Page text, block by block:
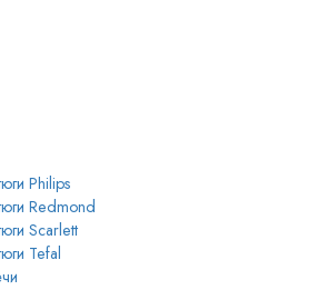
Philips
Redmond
Scarlett
Tefal